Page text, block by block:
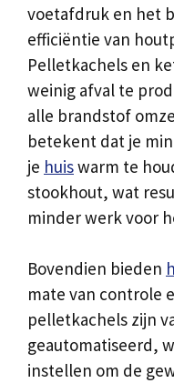
voetafdruk en het
efficiëntie van
Pelletkachels en
weinig afval te
alle brandstof
betekent dat je
je huiswarm te
stookhout, wat
minder werk voor
Bovendien bieden
mate van controle
pelletkachels zijn
geautomatiseerd,
instellen om de